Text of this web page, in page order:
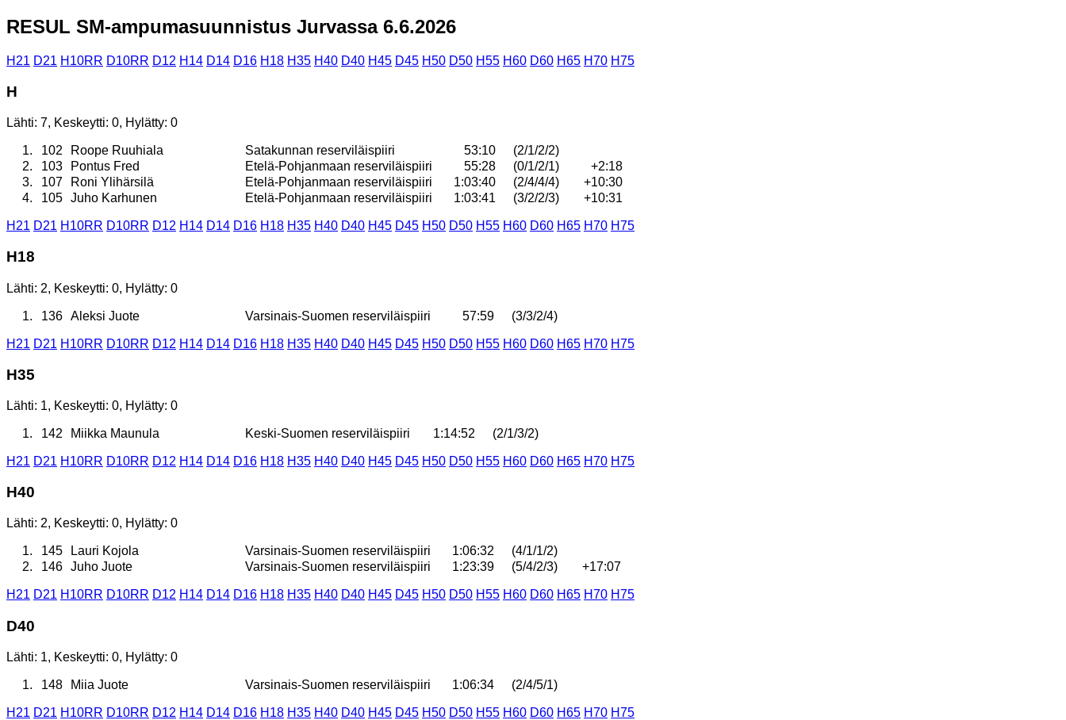
RESUL SM-ampumasuunnistus Jurvassa 6.6.2026
H21 D21 H10RR D10RR D12 H14 D14 D16 H18 H35 H40 D40 H45 D45 H50 D50 H55 H60 D60 H65 H70 H75
H
Lähti: 7, Keskeytti: 0, Hylätty: 0
1. 102 Roope Ruuhiala Satakunnan reserviläispiiri 53:10
(2/1/2/2)
2.
103 Pontus Fred Etelä-Pohjanmaan reserviläispiiri 55:28 (0/1/2/1)
+2:18
3.
107 Roni Ylihärsilä Etelä-Pohjanmaan reserviläispiiri 1:03:40 (2/4/4/4)
+10:30
4.
105 Juho Karhunen Etelä-Pohjanmaan reserviläispiiri 1:03:41 (3/2/2/3) +10:31
H21 D21 H10RR D10RR D12 H14 D14 D16 H18 H35 H40 D40 H45 D45 H50 D50 H55 H60 D60 H65 H70 H75
H18
Lähti: 2, Keskeytti: 0, Hylätty: 0
1. 136 Aleksi Juote Varsinais-Suomen reserviläispiiri 57:59 (3/3/2/4)
H21 D21 H10RR D10RR D12 H14 D14 D16 H18 H35 H40 D40 H45 D45 H50 D50 H55 H60 D60 H65 H70 H75
H35
Lähti: 1, Keskeytti: 0, Hylätty: 0
1. 142 Miikka Maunula Keski-Suomen reserviläispiiri 1:14:52 (2/1/3/2)
H21 D21 H10RR D10RR D12 H14 D14 D16 H18 H35 H40 D40 H45 D45 H50 D50 H55 H60 D60 H65 H70 H75
H40
Lähti: 2, Keskeytti: 0, Hylätty: 0
1. 145 Lauri Kojola Varsinais-Suomen reserviläispiiri 1:06:32
(4/1/1/2)
2.
146 Juho Juote Varsinais-Suomen reserviläispiiri 1:23:39 (5/4/2/3) +17:07
H21 D21 H10RR D10RR D12 H14 D14 D16 H18 H35 H40 D40 H45 D45 H50 D50 H55 H60 D60 H65 H70 H75
D40
Lähti: 1, Keskeytti: 0, Hylätty: 0
1. 148 Miia Juote Varsinais-Suomen reserviläispiiri 1:06:34 (2/4/5/1)
H21 D21 H10RR D10RR D12 H14 D14 D16 H18 H35 H40 D40 H45 D45 H50 D50 H55 H60 D60 H65 H70 H75